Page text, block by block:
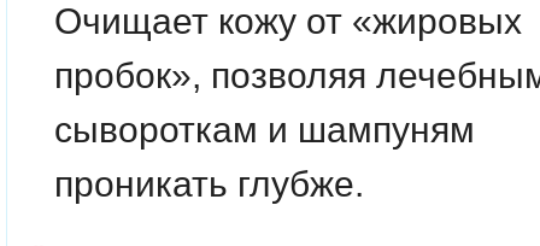
Очищает кожу от «жировых
пробок», позволяя
сывороткам и шампуням
проникать глубже.